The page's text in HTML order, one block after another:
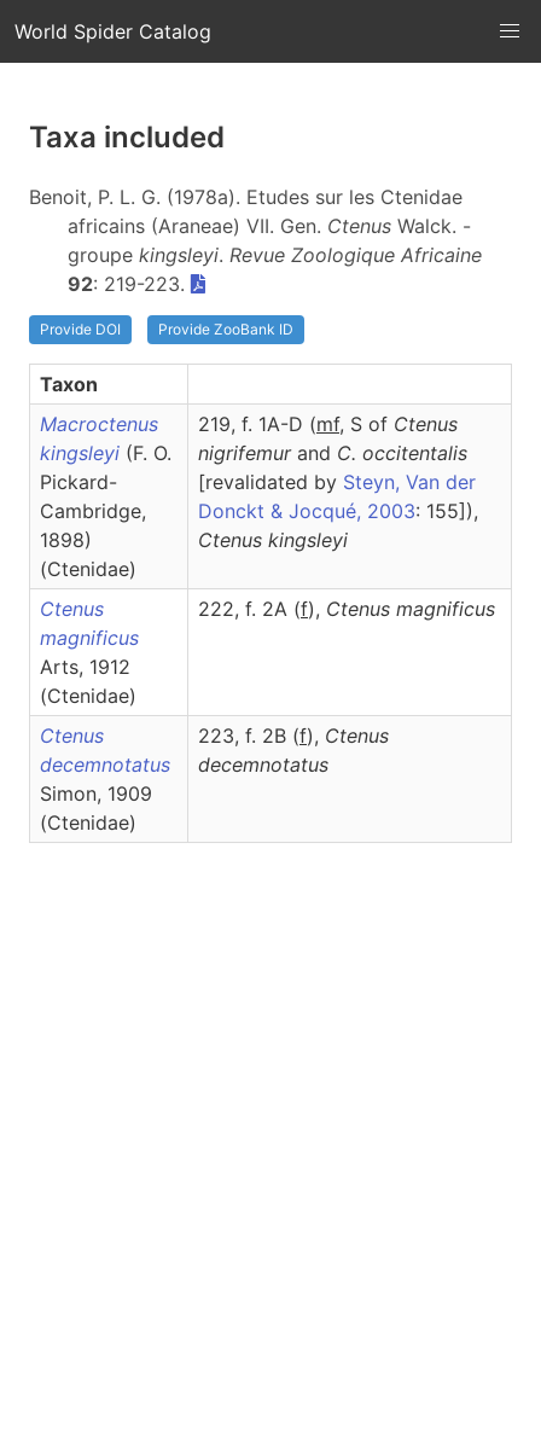
World Spider Catalog
Taxa included
Benoit, P. L. G. (1978a). Etudes sur les Ctenidae
africains (Araneae) VII. Gen. Ctenus Walck. -
groupe kingsleyi. Revue Zoologique Africaine
92: 219-223.
Provide DOI Provide ZooBank ID
Taxon
Macroctenus
kingsleyi (F. O.
Pickard-
Cambridge,
1898)
(Ctenidae)
219, f. 1A-D (mf, S of Ctenus
nigrifemurand C. occitentalis
[revalidated by Steyn, Van der
Donckt & Jocqué, 2003: 155]),
Ctenus kingsleyi
Ctenus
magnificus
Arts, 1912
(Ctenidae)
222, f. 2A (f), Ctenus magnificus
Ctenus
decemnotatus
Simon, 1909
(Ctenidae)
223, f. 2B (f), Ctenus
decemnotatus